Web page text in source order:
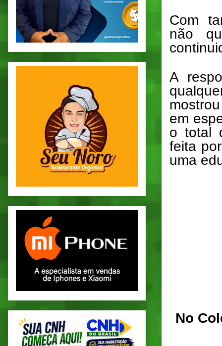
Com
não
A
em
o total
feita
uma
No